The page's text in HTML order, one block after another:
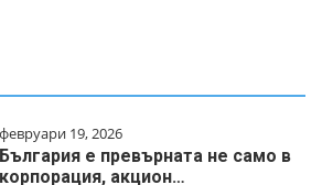
февруари 19, 2026
България е превърната не само в
корпорация, акцион…